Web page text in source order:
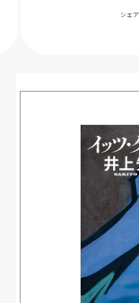
シェ